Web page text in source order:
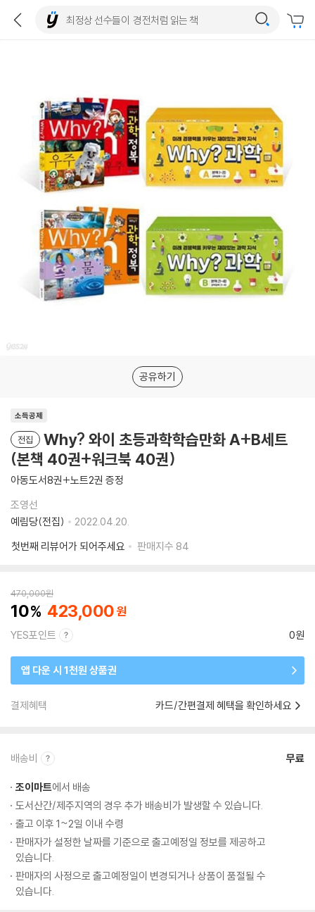
공유하기
소득공제
전집
Why? 와이 초등과학학습만화 A+B세트
(본책 40권+워크북 40권)
아동도서8권+노트2권 증정
조영선
예림당(전집)
2022.04.20.
첫번째 리뷰어가 되어주세요
판매지수 84
470,000원
10 423,000
YES포인트 0원
앱 다운 시 1천원 상품권
결제혜택 카드/간편결제 혜택을 확인하세요
배송비 무료
조이마트에서 배송
도서산간/제주지역의 경우 추가 배송비가 발생할 수 있습니다.
출고 이후 1~2일 이내 수령
판매자가 설정한 날짜를 기준으로 출고예정일 정보를 제공하고
있습니다.
판매자의 사정으로 출고예정일이 변경되거나 상품이 품절될 수
있습니다.